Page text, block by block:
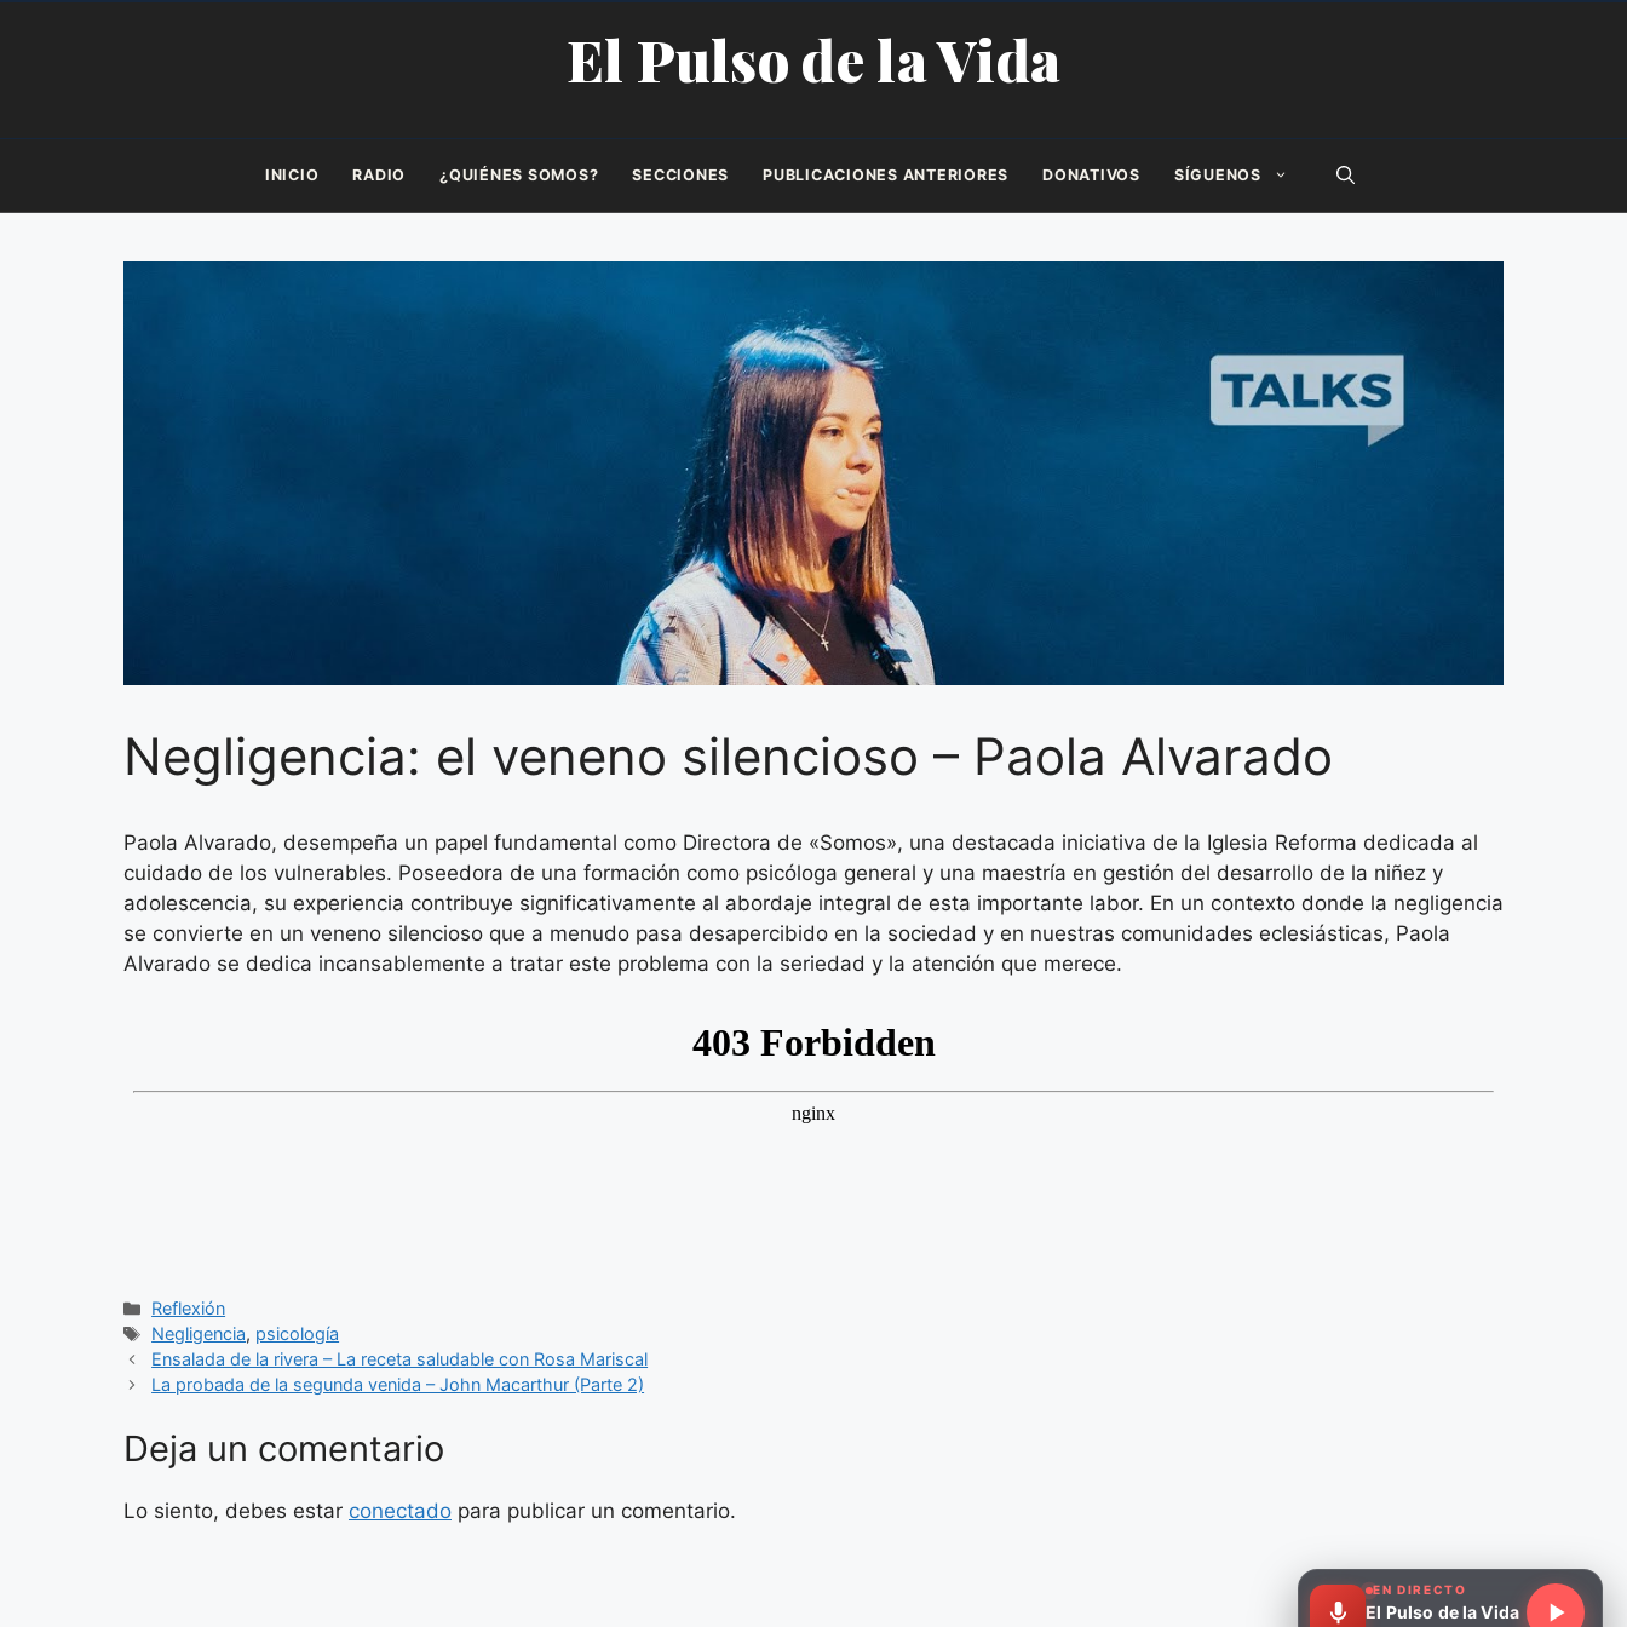
El Pulso de la Vida
EN DIRECTO
El Pulso de la Vida
INICIO RADIO ¿QUIÉNES SOMOS? SECCIONES PUBLICACIONES ANTERIORES DONATIVOS SÍGUENOS
Negligencia: el veneno silencioso – Paola Alvarado
Paola Alvarado, desempeña un papel fundamental como Directora de «Somos», una destacada iniciativa de la Iglesia Reforma dedicada al
cuidado de los vulnerables. Poseedora de una formación como psicóloga general y una maestría en gestión del desarrollo de la niñez y
adolescencia, su experiencia contribuye significativamente al abordaje integral de esta importante labor. En un contexto donde la negligencia
se convierte en un veneno silencioso que a menudo pasa desapercibido en la sociedad y en nuestras comunidades eclesiásticas, Paola
Alvarado se dedica incansablemente a tratar este problema con la seriedad y la atención que merece.
Categorías
Reflexión
Etiquetas
Negligencia, psicología
Ensalada de la rivera – La receta saludable con Rosa Mariscal
La probada de la segunda venida – John Macarthur (Parte 2)
Deja un comentario
Lo siento, debes estar conectado para publicar un comentario.